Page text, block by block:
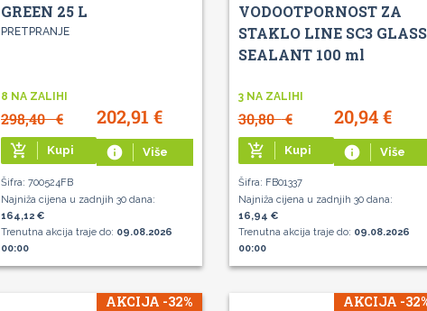
GREEN 25 L
PRETPRANJE
8 NA ZALIHI
298,40€ 202,91€
add_shopping_cart Kupi info Više
Šifra: 700524FB
Najniža cijena u zadnjih 30 dana:
164,12 €
Trenutna akcija traje do: 09.08.2026
00:00
VODOOTPORNOST ZA
STAKLO LINE SC3 GLASS
SEALANT 100 ml
3 NA ZALIHI
30,80€ 20,94€
add_shopping_cart Kupi info Više
Šifra: FB01337
Najniža cijena u zadnjih 30 dana:
16,94 €
Trenutna akcija traje do: 09.08.2026
00:00
AKCIJA -32% AKCIJA -